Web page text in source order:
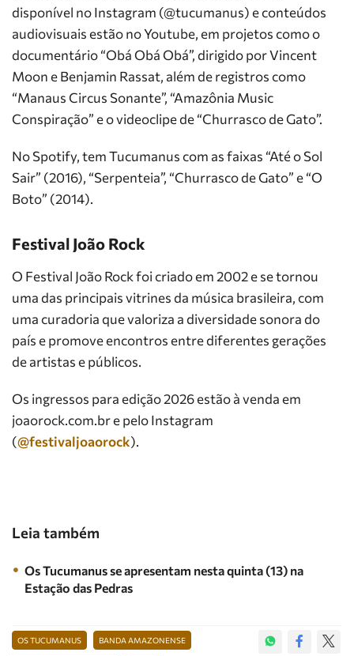
disponível no Instagram (@tucumanus) e conteúdos
audiovisuais estão no Youtube, em projetos como o
documentário “Obá Obá Obá”, dirigido por Vincent
Moon e Benjamin Rassat, além de registros como
“Manaus Circus Sonante”, “Amazônia Music
Conspiração” e o videoclipe de “Churrasco de Gato”.
No Spotify, tem Tucumanus com as faixas “Até o Sol
Sair” (2016), “Serpenteia”, “Churrasco de Gato” e “O
Boto” (2014).
Festival João Rock
O Festival João Rock foi criado em 2002 e se tornou
uma das principais vitrines da música brasileira, com
uma curadoria que valoriza a diversidade sonora do
país e promove encontros entre diferentes gerações
de artistas e públicos.
Os ingressos para edição 2026 estão à venda em
joaorock.com.br e pelo Instagram
(@festivaljoaorock).
Leia também
Os Tucumanus se apresentam nesta quinta (13) na
Estação das Pedras
OS TUCUMANUS BANDA AMAZONENSE